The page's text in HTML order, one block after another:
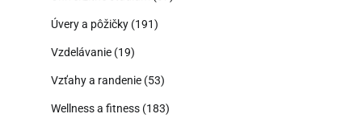
Úvery a pôžičky (191)
Vzdelávanie (19)
Vzťahy a randenie (53)
Wellness a fitness (183)